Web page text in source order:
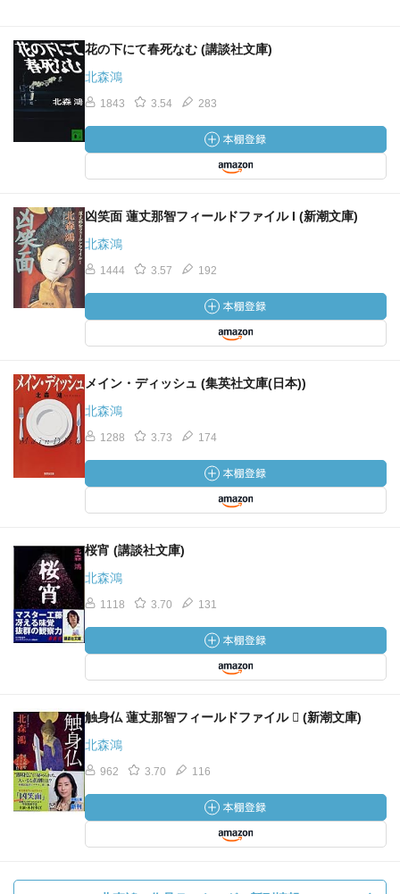
花の下にて春死なむ (講談社文庫)
北森鴻
1843 3.54 283
凶笑面 蓮丈那智フィールドファイル I (新潮文庫)
北森鴻
1444 3.57 192
メイン・ディッシュ (集英社文庫(日本))
北森鴻
1288 3.73 174
桜宵 (講談社文庫)
北森鴻
1118 3.70 131
触身仏 蓮丈那智フィールドファイル  (新潮文庫)
北森鴻
962 3.70 116